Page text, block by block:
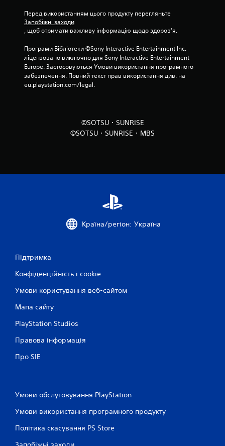
к
Перед використанням цього продукту перегляньте
Запобіжні заходи
, щоб отримати важливу інформацію щодо здоров’я.
Програми Бібліотеки ©Sony Interactive Entertainment Inc.
ліцензовано виключно для Sony Interactive Entertainment
Europe. Застосовуються Умови використання програмного
забезпечення. Повний текст прав використання див. на
eu.playstation.com/legal.
©SOTSU・SUNRISE
©SOTSU・SUNRISE・MBS
Країна/регіон: Україна
Підтримка
Конфіденційність і cookie
Умови користування веб-сайтом
Мапа сайту
PlayStation Studios
Правова інформація
Про SIE
Умови обслуговування PlayStation
Умови використання програмного продукту
Політика скасування PS Store